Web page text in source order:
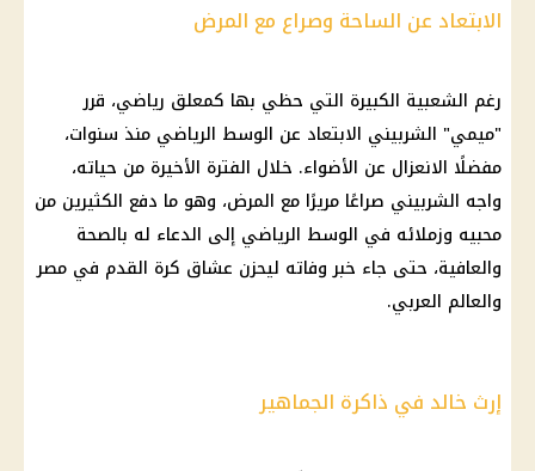
الابتعاد عن الساحة وصراع مع المرض
رغم الشعبية الكبيرة التي حظي بها كمعلق رياضي، قرر
"ميمي" الشربيني الابتعاد عن الوسط الرياضي منذ سنوات،
مفضلًا الانعزال عن الأضواء. خلال الفترة الأخيرة من حياته،
واجه الشربيني صراعًا مريرًا مع المرض، وهو ما دفع الكثيرين من
محبيه وزملائه في الوسط الرياضي إلى الدعاء له بالصحة
والعافية، حتى جاء خبر وفاته ليحزن عشاق كرة القدم في مصر
والعالم العربي.
إرث خالد في ذاكرة الجماهير